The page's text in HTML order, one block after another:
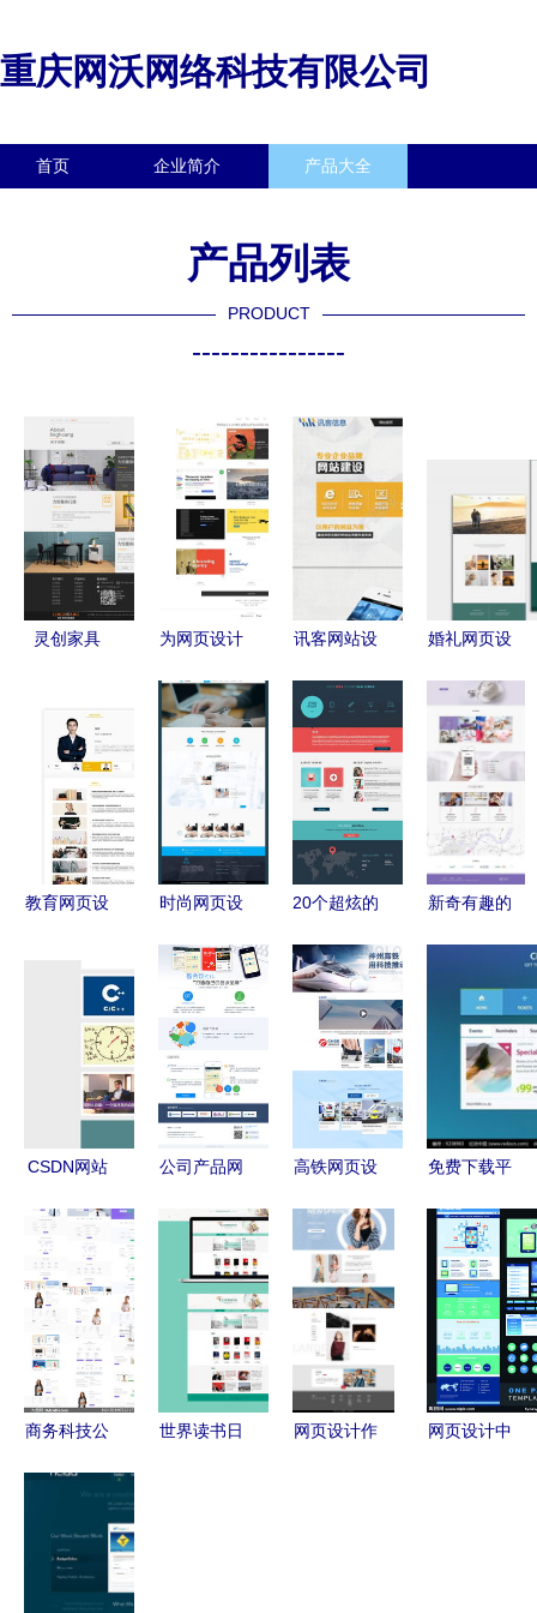
重庆网沃网络科技有限公司
首页 企业简介 产品大全
产品列表
PRODUCT
----------------
灵创家具
页设计与推
广策略
为网页设计
试这10个最
佳网页截屏
收集网站
讯客网站设
下载 PSD
格式、
1024像
素、编号
19611969
千图网网页
婚礼网页设
素材 打造
浪漫在线体
验
教育网页设
设与推广的
全面指南
时尚网页设
感与素材的
汇聚之地
20个超炫的
设计作品模
板 助力网
站建设与推
广
新奇有趣的
户体验的探
索之旅
CSDN网站
HTML5网
页设计作业
实践指南
公司产品网
站建设及推
广 一站式
解决方案
高铁网页设
效便捷的出
行体验
免费下载平
PSD素材
红动网助力
网站建设与
推广
商务科技公
分层设计模
板
世界读书日
网页设计作
网页设计中